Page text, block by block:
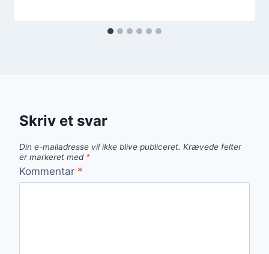
Skriv et svar
Din e-mailadresse vil ikke blive publiceret. Krævede felter
er markeret med *
Kommentar *